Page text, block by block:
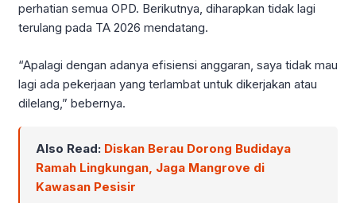
perhatian semua OPD. Berikutnya, diharapkan tidak lagi
terulang pada TA 2026 mendatang.
“Apalagi dengan adanya efisiensi anggaran, saya tidak mau
lagi ada pekerjaan yang terlambat untuk dikerjakan atau
dilelang,” bebernya.
Also Read: Diskan Berau Dorong Budidaya
Ramah Lingkungan, Jaga Mangrove di
Kawasan Pesisir